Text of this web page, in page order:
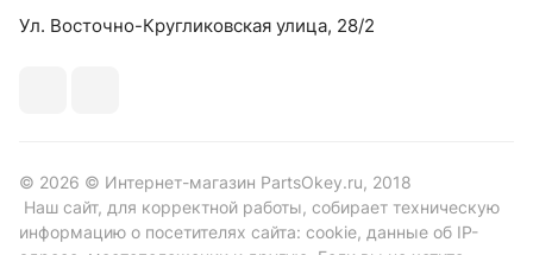
Ул. Восточно-Кругликовская улица, 28/2
© 2026 © Интернет-магазин PartsOkey.ru, 2018
Наш сайт, для корректной работы, собирает техническую
информацию о посетителях сайта: cookie, данные об IP-